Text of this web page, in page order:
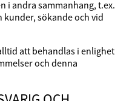
i andra sammanhang, t.ex.
sökande och vid
att behandlas i enlighet
och denna